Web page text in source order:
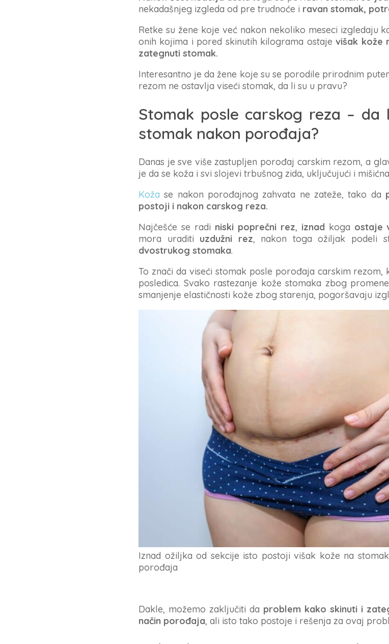
nekadašnjeg izgleda od pre trudnoće i ravan stomak,
Retke su žene koje već nakon nekoliko meseci izgledaju
onih kojima i pored skinutih kilograma ostajevišak kože
zategnuti stomak.
Interesantno je da žene koje su se porodile prirodnim
rezom ne ostavlja viseći stomak, da li su u pravu?
Stomak posle carskog reza –
stomak nakon porođaja?
Danas je sve više zastupljen porođaj carskim rezom, a
je da se koža i svi slojevi trbušnog zida, uključujući i
Koža se nakon porođajnog zahvata ne zateže, tako da
postoji i nakon carskog reza.
Najčešće se radi niski poprečni rez, iznad koga ostaje
mora uraditi uzdužni rez, nakon toga ožiljak podeli
dvostrukog stomaka.
To znači da viseći stomak posle porođaja carskim
posledica. Svako rastezanje kože stomaka zbog
smanjenje elastičnosti kože zbog starenja, pogoršavaju
Iznad ožiljka od sekcije isto postoji višak kože na
porođaja
Dakle, možemo zaključiti da problem kako skinuti i
način porođaja, ali isto tako postoje i rešenja za ovaj